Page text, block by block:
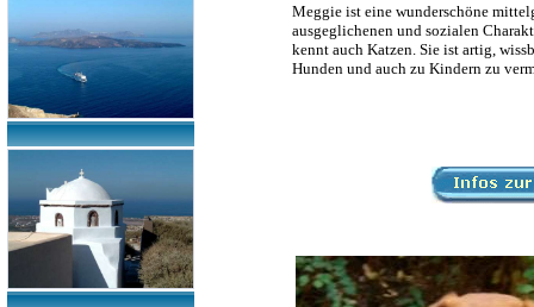
Meggie ist eine wunderschöne
ausgeglichenen und sozialen
kennt auch Katzen. Sie ist artig,
Hunden und auch zu Kindern zu